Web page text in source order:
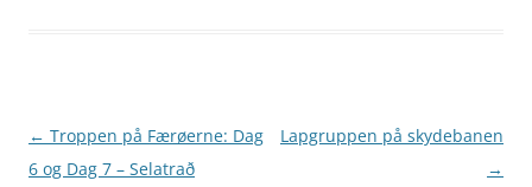
Artikel
navigation
← Troppen på Færøerne: Dag
6 og Dag 7 – Selatrað
Lapgruppen på skydebanen
→